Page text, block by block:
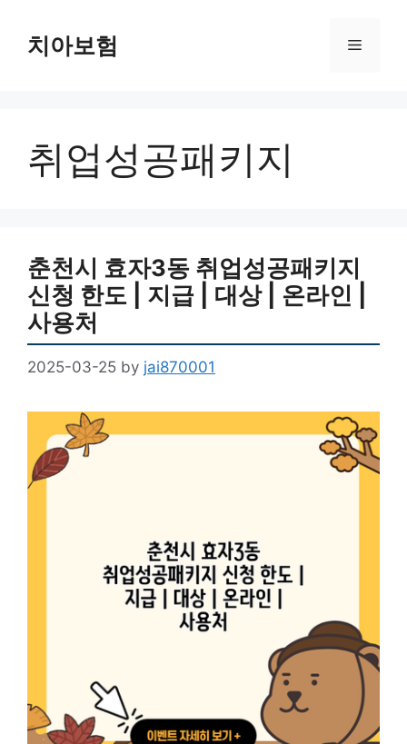
content치아보험 Menu
취업성공패키지
춘천시 효자3동 취업성공패키지
신청 한도 | 지급 | 대상 | 온라인 |
사용처
2025-03-25 by jai870001